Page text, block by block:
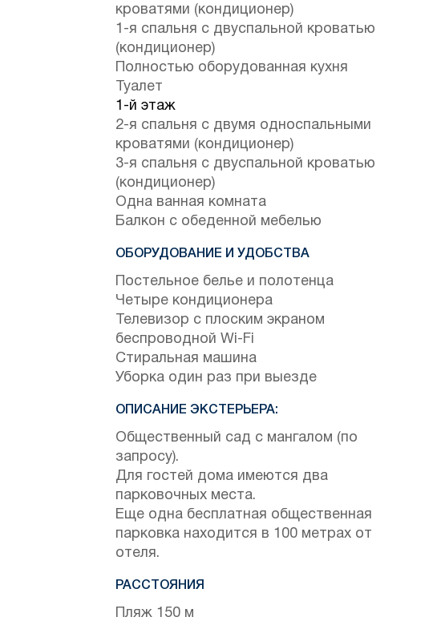
кроватями (кондиционер)
1-я спальня с двуспальной кроватью
(кондиционер)
Полностью оборудованная кухня
Туалет
1-й этаж
2-я спальня с двумя односпальными
кроватями (кондиционер)
3-я спальня с двуспальной кроватью
(кондиционер)
Одна ванная комната
Балкон с обеденной мебелью
ОБОРУДОВАНИЕ И УДОБСТВА
Постельное белье и полотенца
Четыре кондиционера
Телевизор с плоским экраном
беспроводной Wi-Fi
Стиральная машина
Уборка один раз при выезде
ОПИСАНИЕ ЭКСТЕРЬЕРА:
Общественный сад с мангалом (по
запросу).
Для гостей дома имеются два
парковочных места.
Еще одна бесплатная общественная
парковка находится в 100 метрах от
отеля.
РАССТОЯНИЯ
Пляж 150 м